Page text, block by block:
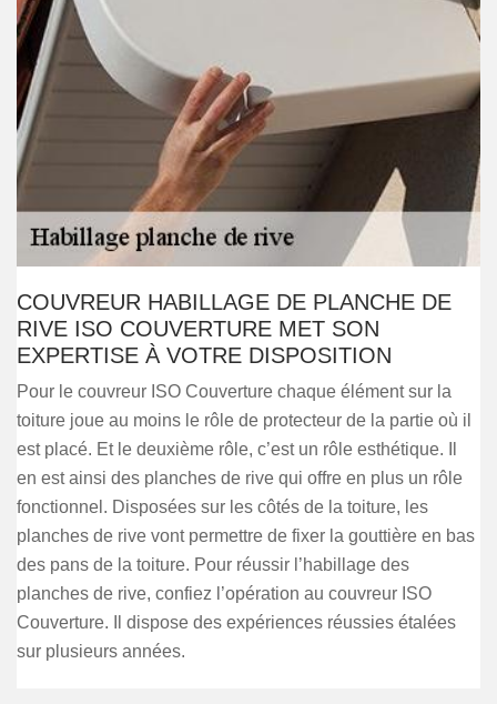
COUVREUR HABILLAGE DE PLANCHE DE
RIVE ISO COUVERTURE MET SON
EXPERTISE À VOTRE DISPOSITION
Pour le couvreur ISO Couverture chaque élément sur la
toiture joue au moins le rôle de protecteur de la partie où il
est placé. Et le deuxième rôle, c’est un rôle esthétique. Il
en est ainsi des planches de rive qui offre en plus un rôle
fonctionnel. Disposées sur les côtés de la toiture, les
planches de rive vont permettre de fixer la gouttière en bas
des pans de la toiture. Pour réussir l’habillage des
planches de rive, confiez l’opération au couvreur ISO
Couverture. Il dispose des expériences réussies étalées
sur plusieurs années.